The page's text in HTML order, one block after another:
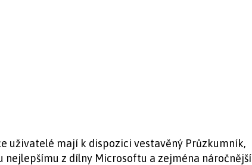
uživatelé mají k dispozici vestavěný Průzkumník,
nejlepšímu z dílny Microsoftu a zejména náročnější